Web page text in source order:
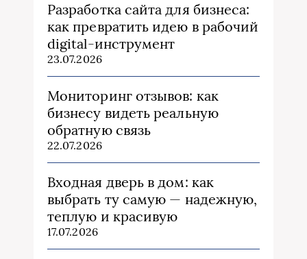
Разработка сайта для бизнеса:
как превратить идею в рабочий
digital-инструмент
23.07.2026
Мониторинг отзывов: как
бизнесу видеть реальную
обратную связь
22.07.2026
Входная дверь в дом: как
выбрать ту самую — надежную,
теплую и красивую
17.07.2026